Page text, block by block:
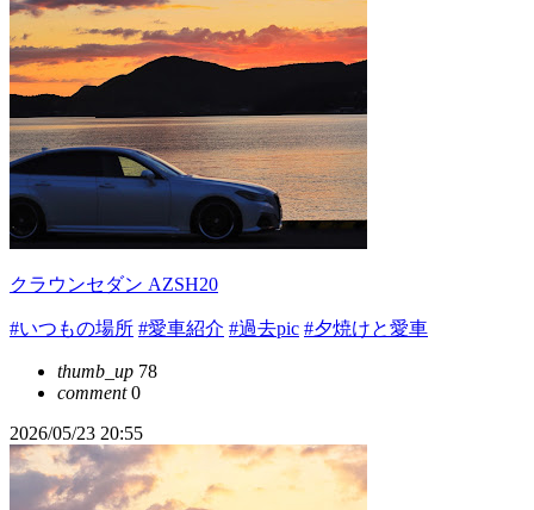
クラウンセダン AZSH20
#いつもの場所 #愛車紹介 #過去pic #夕焼けと愛車
thumb_up 78
comment0
2026/05/23 20:55